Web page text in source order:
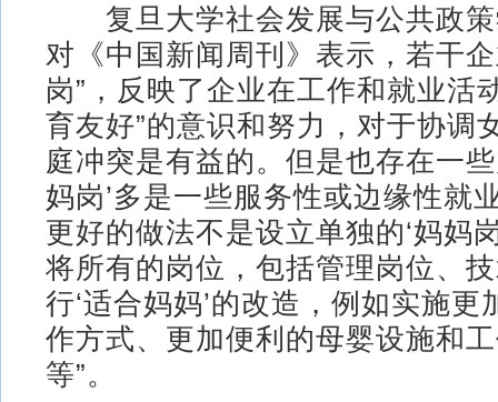
复旦大学社会发展与公共政策
对《中国新闻周刊》表示，若干
岗”，反映了企业在工作和就业活
育友好”的意识和努力，对于协
庭冲突是有益的。但是也存在一些
妈岗’多是一些服务性或边缘性就
更好的做法不是设立单独的‘妈妈
将所有的岗位，包括管理岗位、
行‘适合妈妈’的改造，例如实施更
作方式、更加便利的母婴设施和
等”。